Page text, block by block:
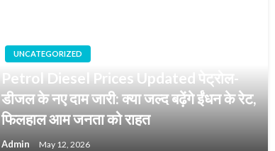
UNCATEGORIZED
Petrol Diesel Prices Updated पेट्रोल-
डीजल के नए दाम जारी: क्या जल्द बढ़ेंगे ईंधन के रेट,
फिलहाल आम जनता को राहत
Admin May 12, 2026